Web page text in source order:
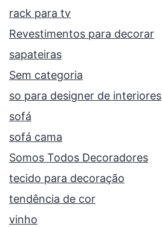
rack para tv
Revestimentos para decorar
sapateiras
Sem categoria
so para designer de interiores
sofá
sofá cama
Somos Todos Decoradores
tecido para decoração
tendência de cor
vinho